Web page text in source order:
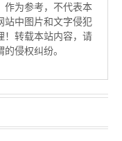
作为参考，不代表本
站中图片和文字侵犯
！转载本站内容，请
侵权纠纷。